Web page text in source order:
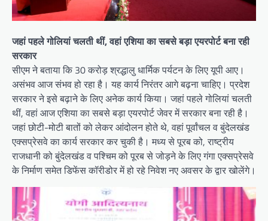
जहां पहले गोलियां चलती थीं, वहां एशिया का सबसे बड़ा एयरपोर्ट बना रही
सरकार
सीएम ने बताया कि 30 करोड़ श्रद्धालु धार्मिक पर्यटन के लिए यूपी आए।
असंभव आज संभव हो रहा है। यह कार्य निरंतर आगे बढ़ना चाहिए। प्रदेश
सरकार ने इसे बढ़ाने के लिए अनेक कार्य किया। जहां पहले गोलियां चलती
थीं, वहां आज एशिया का सबसे बड़ा एयरपोर्ट जेवर में सरकार बना रही है।
जहां छोटी-मोटी बातों को लेकर आंदोलन होते थे, वहां पूर्वांचल व बुंदेलखंड
एक्सप्रेसवे का कार्य सरकार कर चुकी है। मध्य से पूरब को, राष्ट्रीय
राजधानी को बुंदेलखंड व पश्चिम को पूरब से जोड़ने के लिए गंगा एक्सप्रेसवे
के निर्माण समेत डिफेंस कॉरीडोर में हो रहे निवेश नए अवसर के द्वार खोलेंगे।